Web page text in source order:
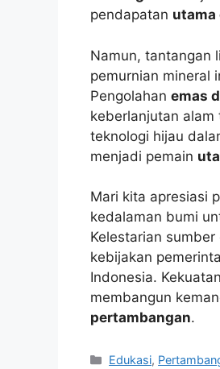
pendapatan utama
Namun, tantangan
pemurnian mineral
Pengolahan emas
keberlanjutan
teknologi hijau
menjadi pemain
Mari kita apresiasi
kedalaman bumi
Kelestarian sumber
kebijakan
Indonesia.
membangun
pertambangan.
Kategori
Edukasi,